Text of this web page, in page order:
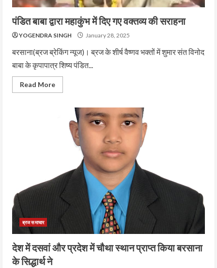
पंडित बाबा द्वारा महाकुंभ में दिए गए वक्तव्य की सराहना
YOGENDRA SINGH January 28, 2025
बरसाना(ब्रज ब्रेकिंग न्यूज)। ब्रज के शीर्ष वैष्णव भक्तों में शुमार संत विनोद
बाबा के कृपापात्र शिष्य पंडित...
Read More
ब्रज समाचार
देश में दसवां और प्रदेश में चौथा स्थान प्राप्त किया बरसाना
के सिद्धार्थ ने